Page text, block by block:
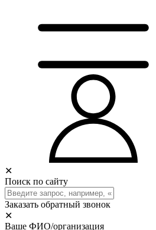
✕
Поиск по сайту
Заказать обратный звонок
✕
Ваше ФИО/организация